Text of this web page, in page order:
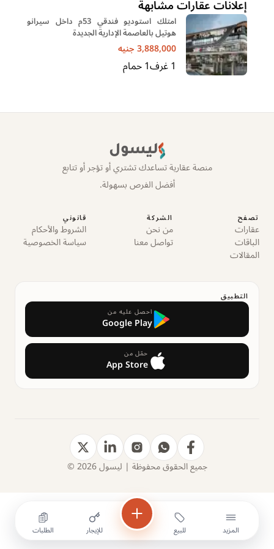
إعلانات عقارات مشابهة
امتلك استوديو فندقي 53م داخل سيرانو
هوتيل بالعاصمة الإدارية الجديدة
3,888,000جنيه
1غرف1حمام
ليسول
منصة عقارية تساعدك تشتري أو تؤجر أو تتابع
أفضل الفرص بسهولة.
تصفح
عقارات
الباقات
المقالات
الشركة
من نحن
تواصل معنا
قانوني
الشروط والأحكام
سياسة الخصوصية
التطبيق
احصل عليه من
Google Play
حمّل من
App Store
جميع الحقوق محفوظة | ليسول 2026 ©
الطلبات للإيجار للبيع المزيد